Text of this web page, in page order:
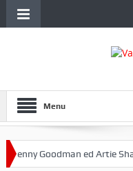
Menu
Goodman ed Artie Shaw